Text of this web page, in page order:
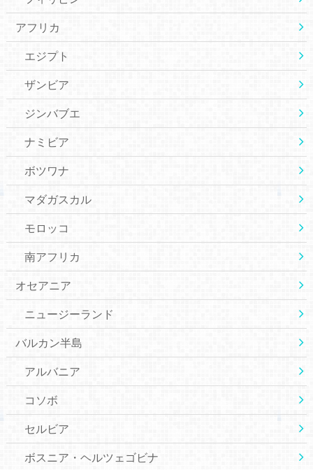
アフリカ
エジプト
ザンビア
ジンバブエ
ナミビア
ボツワナ
マダガスカル
モロッコ
南アフリカ
オセアニア
ニュージーランド
バルカン半島
アルバニア
コソボ
セルビア
ボスニア・ヘルツェゴビナ